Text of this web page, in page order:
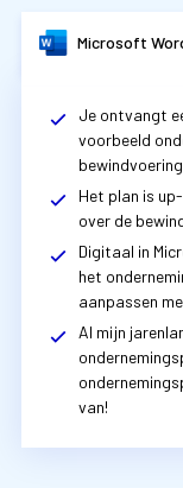
Microsoft
Je ontvangt
voorbeeld
Het plan is
over de
Digitaal in
het
aanpassen
Al mijn
van!